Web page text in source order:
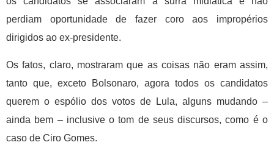
perdiam oportunidade de fazer coro aos impropérios
dirigidos ao ex-presidente.
Os fatos, claro, mostraram que as coisas não eram assim,
tanto que, exceto Bolsonaro, agora todos os candidatos
querem o espólio dos votos de Lula, alguns mudando –
ainda bem – inclusive o tom de seus discursos, como é o
caso de Ciro Gomes.